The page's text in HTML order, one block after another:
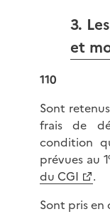
3.
et
110
Sont
frais de
condition
prévues au
du CGI
.
Sont pris en